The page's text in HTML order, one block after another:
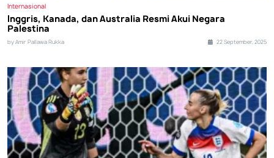
Internasional
Inggris, Kanada, dan Australia Resmi Akui Negara
Palestina
by Amir Pallawa Rukka 22 September, 2025